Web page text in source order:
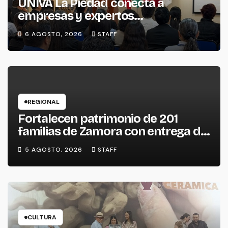
UNIVA La Piedad conecta a
empresas y expertos
internacionales para impulsar la
productividad empresarial
6 AGOSTO, 2026 STAFF
REGIONAL
Fortalecen patrimonio de 201
familias de Zamora con entrega de
escrituras
5 AGOSTO, 2026 STAFF
CULTURA